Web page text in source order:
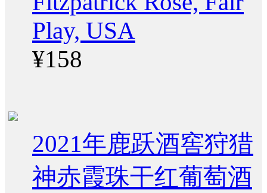
Play, USA
¥158
2021年鹿跃酒窖狩猎
神赤霞珠干红葡萄酒